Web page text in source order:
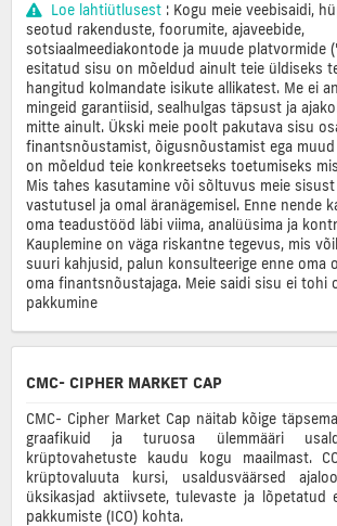
Loe lahtiütlusest : Kogu meie veebisaidi,
seotud rakenduste, foorumite, ajaveebide,
sotsiaalmeediakontode ja muude platvormide
esitatud sisu on mõeldud ainult teie üldiseks
hangitud kolmandate isikute allikatest. Me ei
mingeid garantiisid, sealhulgas täpsust ja
mitte ainult. Ükski meie poolt pakutava sisu
finantsnõustamist, õigusnõustamist ega
on mõeldud teie konkreetseks toetumiseks
Mis tahes kasutamine või sõltuvus meie
vastutusel ja omal äranägemisel. Enne nende
oma teadustööd läbi viima, analüüsima ja
Kauplemine on väga riskantne tegevus, mis
suuri kahjusid, palun konsulteerige enne oma
oma finantsnõustajaga. Meie saidi sisu ei tohi
pakkumine
CMC- CIPHER MARKET CAP
CMC- Cipher Market Cap näitab kõige
graafikuid ja turuosa ülemmääri
krüptovahetuste kaudu kogu maailmast.
krüptovaluuta kursi, usaldusväärsed
üksikasjad aktiivsete, tulevaste ja lõpetatud
pakkumiste (ICO) kohta.